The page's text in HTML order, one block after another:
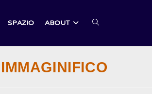
SPAZIO ABOUT ATTIVA/DISATTIVA
LA